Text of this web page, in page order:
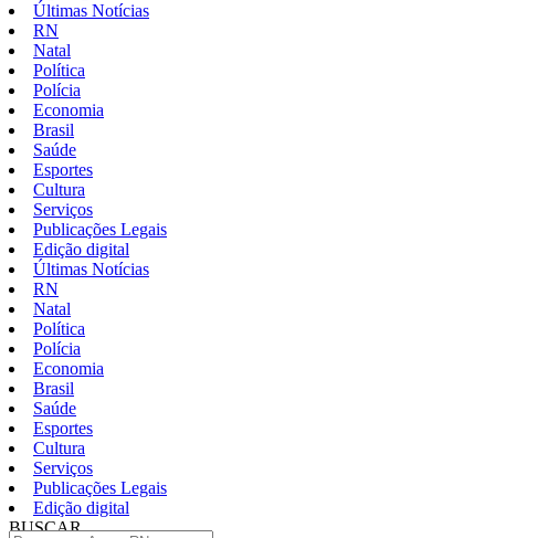
Últimas Notícias
RN
Natal
Política
Polícia
Economia
Brasil
Saúde
Esportes
Cultura
Serviços
Publicações Legais
Edição digital
Últimas Notícias
RN
Natal
Política
Polícia
Economia
Brasil
Saúde
Esportes
Cultura
Serviços
Publicações Legais
Edição digital
BUSCAR